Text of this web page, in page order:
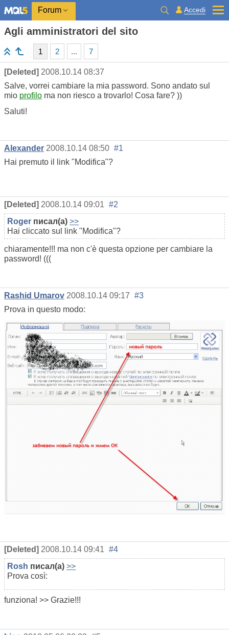
Forum Accedi
Agli amministratori del sito
1 2 ... 7
[Deleted] 2008.10.14 08:37
Salve, vorrei cambiare la mia password. Sono andato sul
mio profilo ma non riesco a trovarlo! Cosa fare? ))
Saluti!
Alexander 2008.10.14 08:50 #1
Hai premuto il link "Modifica"?
[Deleted] 2008.10.14 09:01 #2
Roger писал(а) >>
Hai cliccato sul link "Modifica"?
chiaramente!!! ma non c'è questa opzione per cambiare la
password! (((
Rashid Umarov 2008.10.14 09:17 #3
Prova in questo modo:
[Deleted] 2008.10.14 09:41 #4
Rosh писал(а) >>
Prova così:
funziona! >> Grazie!!!